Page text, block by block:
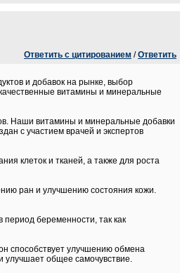
Ответить с цитированием /Ответить
и добавок на рынке, выбор
витамины и минеральные
Наши витамины и минеральные добавки
с участием врачей и экспертов
клеток и тканей, а также для роста
ран и улучшению состояния кожи.
беременности, так как
способствует улучшению обмена
улучшает общее самочувствие.